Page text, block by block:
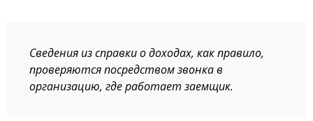
Сведения из справки о доходах, как правило,
проверяются посредством звонка в
организацию, где работает заемщик.